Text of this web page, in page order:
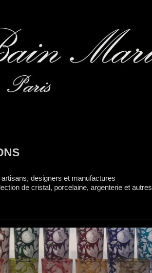
designers et manufactures
de cristal, porcelaine, argenterie et autres